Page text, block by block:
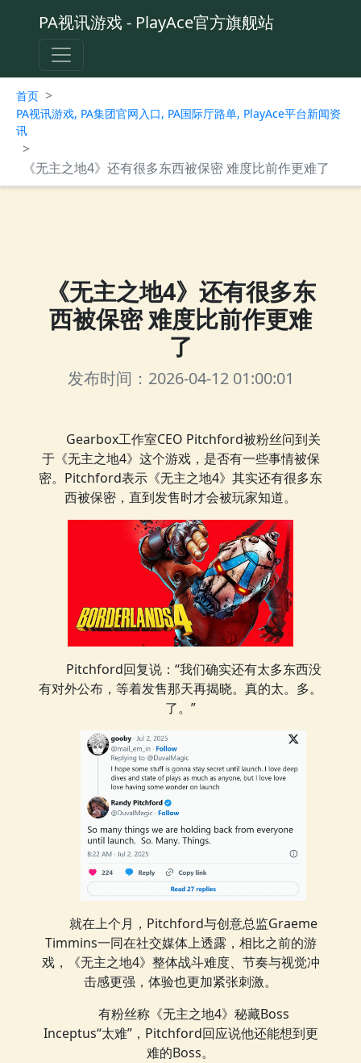
PA视讯游戏 - PlayAce官方旗舰站
首页 >
PA视讯游戏, PA集团官网入口, PA国际厅路单, PlayAce平台新闻资
讯
>
《无主之地4》还有很多东西被保密 难度比前作更难了
《无主之地4》还有很多东
西被保密 难度比前作更难
了
发布时间：2026-04-12 01:00:01
Gearbox工作室CEO Pitchford被粉丝问到关
于《无主之地4》这个游戏，是否有一些事情被保
密。Pitchford表示《无主之地4》其实还有很多东
西被保密，直到发售时才会被玩家知道。
Pitchford回复说：“我们确实还有太多东西没
有对外公布，等着发售那天再揭晓。真的太。多。
了。”
就在上个月，Pitchford与创意总监Graeme
Timmins一同在社交媒体上透露，相比之前的游
戏，《无主之地4》整体战斗难度、节奏与视觉冲
击感更强，体验也更加紧张刺激。
有粉丝称《无主之地4》秘藏Boss
Inceptus“太难”，Pitchford回应说他还能想到更
难的Boss。